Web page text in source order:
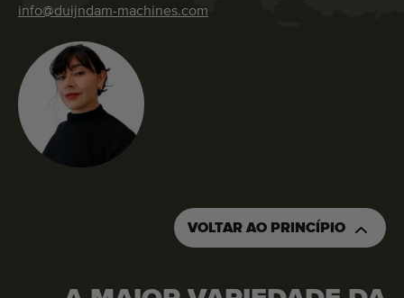
info@duijndam-machines.com
VOLTAR AO PRINCÍPIO